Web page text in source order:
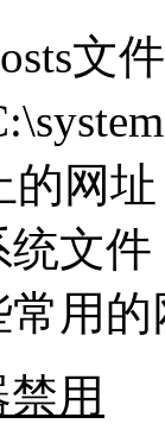
文
的网
文
用的
用